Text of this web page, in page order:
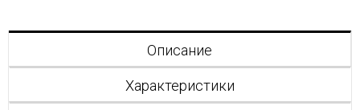
Описание
Характеристики